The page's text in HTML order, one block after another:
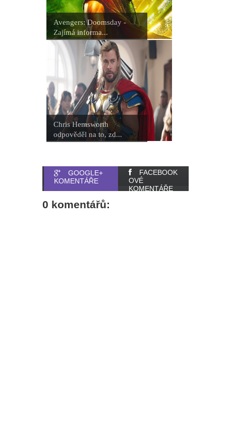
Avengers: Doomsday -
Zajímá informa...
Chris Hemsworth
odpověděl na to, zd...
GOOGLE+
KOMENTÁŘE
FACEBOOK
OVÉ
KOMENTÁŘE
0 komentářů: